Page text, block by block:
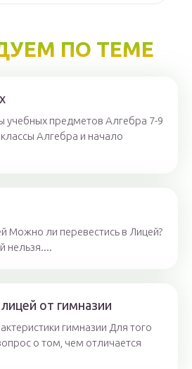
ПО ТЕМЕ
учебных предметов Алгебра 7-9
Алгебра и начало
Можно ли перевестись в Лицей?
нельзя....
от гимназии
гимназии Для того
о том, чем отличается